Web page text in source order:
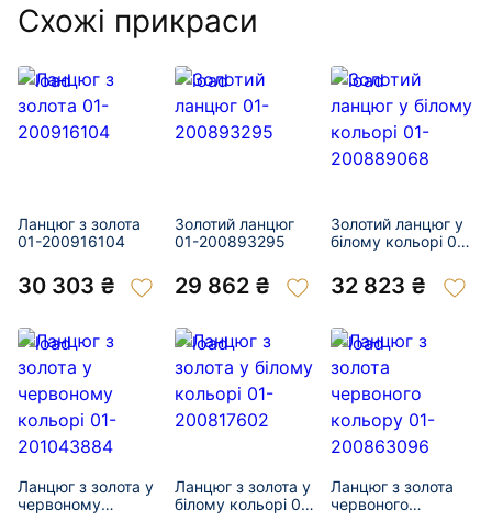
Схожі прикраси
Ланцюг з золота
01-200916104
30 303 ₴
Золотий ланцюг
01-200893295
29 862 ₴
Золотий ланцюг у
білому кольорі 01-
32 823 ₴
Ланцюг з золота у
червоному
Ланцюг з золота у
білому кольорі 01-
Ланцюг з золота
червоного